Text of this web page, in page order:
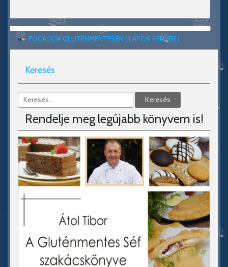
« FOCACCIA GLUTÉNMENTESEN ( LAPOS KENYÉR )
Keresés
Rendelje meg legújabb könyvem is!